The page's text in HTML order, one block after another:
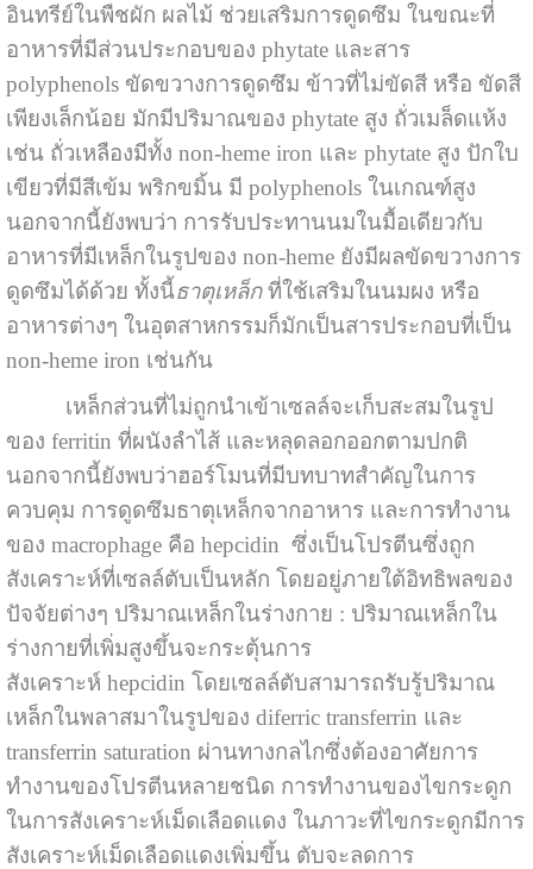
อินทรีย์ในพืชผัก ผลไม้ ช่วยเสริมการดูดซึม ในขณะที่
อาหารที่มีส่วนประกอบของ phytate และสาร
polyphenols ขัดขวางการดูดซึม ข้าวที่ไม่ขัดสี หรือ ขัดสี
เพียงเล็กน้อย มักมีปริมาณของ phytate สูง ถั่วเมล็ดแห้ง
เช่น ถั่วเหลืองมีทั้ง non-heme iron และ phytate สูง ปักใบ
เขียวที่มีสีเข้ม พริกขมิ้น มี polyphenols ในเกณฑ์สูง
นอกจากนี้ยังพบว่า การรับประทานนมในมื้อเดียวกับ
อาหารที่มีเหล็กในรูปของ non-heme ยังมีผลขัดขวางการ
ดูดซึมได้ด้วย ทั้งนี้ธาตุเหล็กที่ใช้เสริมในนมผง หรือ
อาหารต่างๆ ในอุตสาหกรรมก็มักเป็นสารประกอบที่เป็น
non-heme iron เช่นกัน
เหล็กส่วนที่ไม่ถูกนำเข้าเซลล์จะเก็บสะสมในรูป
ของ ferritin ที่ผนังลำไส้ และหลุดลอกออกตามปกติ
นอกจากนี้ยังพบว่าฮอร์โมนที่มีบทบาทสำคัญในการ
ควบคุม การดูดซึมธาตุเหล็กจากอาหาร และการทำงาน
ของ macrophage คือ hepcidin ซึ่งเป็นโปรตีนซึ่งถูก
สังเคราะห์ที่เซลล์ตับเป็นหลัก โดยอยู่ภายใต้อิทธิพลของ
ปัจจัยต่างๆ ปริมาณเหล็กในร่างกาย : ปริมาณเหล็กใน
ร่างกายที่เพิ่มสูงขึ้นจะกระตุ้นการ
สังเคราะห์ hepcidin โดยเซลล์ตับสามารถรับรู้ปริมาณ
เหล็กในพลาสมาในรูปของ diferric transferrin และ
transferrin saturation ผ่านทางกลไกซึ่งต้องอาศัยการ
ทำงานของโปรตีนหลายชนิด การทำงานของไขกระดูก
ในการสังเคราะห์เม็ดเลือดแดง ในภาวะที่ไขกระดูกมีการ
สังเคราะห์เม็ดเลือดแดงเพิ่มขึ้น ตับจะลดการ